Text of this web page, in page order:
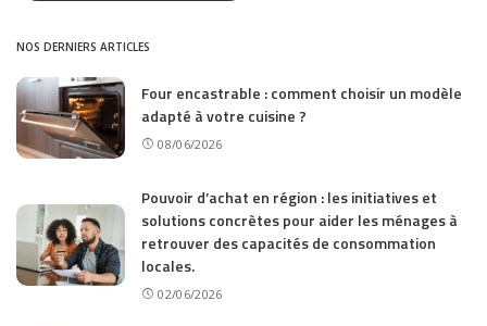
NOS DERNIERS ARTICLES
Four encastrable : comment choisir un modèle
adapté à votre cuisine ?
08/06/2026
Pouvoir d’achat en région : les initiatives et
solutions concrètes pour aider les ménages à
retrouver des capacités de consommation
locales.
02/06/2026